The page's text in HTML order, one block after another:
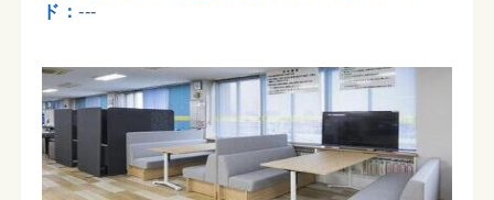
ド：---